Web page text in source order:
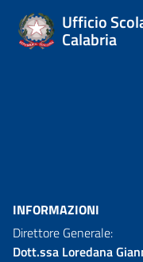
Ufficio
Calabria
INFORMAZIONI
Direttore Generale:
Dott.ssa Loredana